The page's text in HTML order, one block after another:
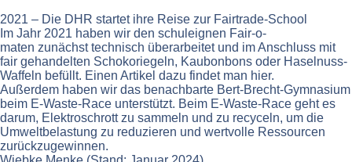
2021 – Die DHR startet ihre Reise zur Fairtrade-School
Im Jahr 2021 haben wir den schuleignen Fair-o-
maten zunächst technisch überarbeitet und im Anschluss mit
fair gehandelten Schokoriegeln, Kaubonbons oder Haselnuss-
Waffeln befüllt. Einen Artikel dazu findet man hier.
Außerdem haben wir das benachbarte Bert-Brecht-Gymnasium
beim E-Waste-Race unterstützt. Beim E-Waste-Race geht es
darum, Elektroschrott zu sammeln und zu recyceln, um die
Umweltbelastung zu reduzieren und wertvolle Ressourcen
zurückzugewinnen.